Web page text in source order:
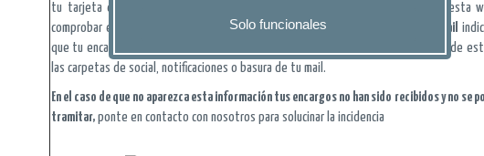
tu tarjeta de crédito o Bizum; una vez finalizado éste pago, debes volver a esta
comprobar en el
que aparece tu jugada. Además recibirás un mail
que tu encargo se ha aceptado y el estado en el que se encuentra, este mail puede
las carpetas de social, notificaciones o basura de tu mail.
En el caso de que no aparezca esta información tus encargos no han sido recibidos y no se
tramitar, ponte en contacto con nosotros para solucinar la incidencia
Solo funcionales